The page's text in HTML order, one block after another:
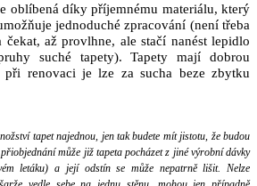
oblíbená díky příjemnému materiálu, který
jednoduché zpracování (není třeba
čekat, až provlhne, ale stačí nanést lepidlo
suché tapety). Tapety mají dobrou
při renovaci je lze za sucha beze zbytku
tapet najednou, jen tak budete mít jistotu, že budou
může již tapeta pocházet z jiné výrobní dávky
letáku) a její odstín se může nepatrně lišit. Nelze